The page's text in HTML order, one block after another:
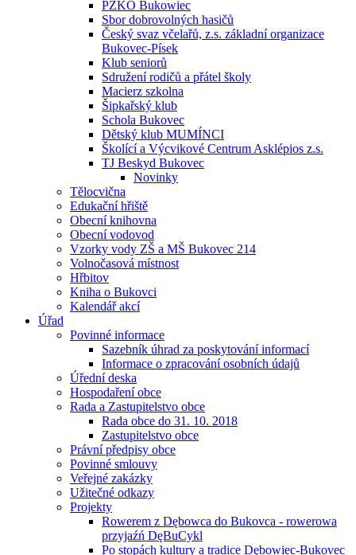
PZKO Bukowiec
Sbor dobrovolných hasičů
Český svaz včelařů, z.s. základní organizace
Bukovec-Písek
Klub seniorů
Sdružení rodičů a přátel školy
Macierz szkolna
Šipkařský klub
Schola Bukovec
Dětský klub MUMÍNCI
Školící a Výcvikové Centrum Asklépios z.s.
TJ Beskyd Bukovec
Novinky
Tělocvična
Edukační hřiště
Obecní knihovna
Obecní vodovod
Vzorky vody ZŠ a MŠ Bukovec 214
Volnočasová místnost
Hřbitov
Kniha o Bukovci
Kalendář akcí
Úřad
Povinné informace
Sazebník úhrad za poskytování informací
Informace o zpracování osobních údajů
Úřední deska
Hospodaření obce
Rada a Zastupitelstvo obce
Rada obce do 31. 10. 2018
Zastupitelstvo obce
Právní předpisy obce
Povinné smlouvy
Veřejné zakázky
Užitečné odkazy
Projekty
Rowerem z Dębowca do Bukovca - rowerowa
przyjaźń DęBuCykl
Po stopách kultury a tradice Dębowiec-Bukovec